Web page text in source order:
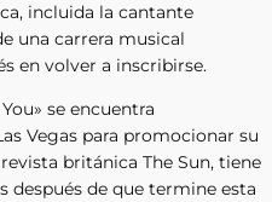
incluida la cantante
una carrera musical
en volver a inscribirse.
se encuentra
Vegas para promocionar su
británica The Sun, tiene
después de que termine esta